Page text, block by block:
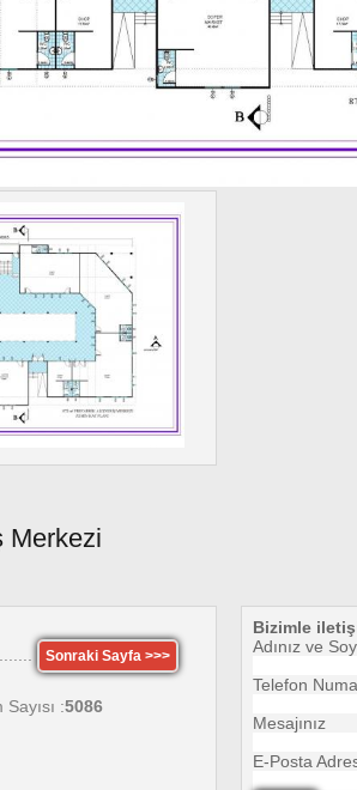
Merkezi
Sonraki Sayfa >>>
:5086
Bizimle
Adınız ve
Telefon
Mesajınız
E-Posta